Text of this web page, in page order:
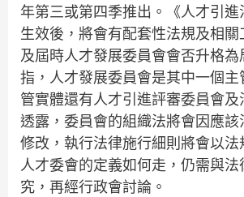
年第三或第四季推出。《人才引
生效後，將會有配套性法規及相關
及屆時人才發展委員會會否升格
指，人才發展委員會是其中一個
管實體還有人才引進評審委員會
透露，委員會的組織法將會因應該
修改，執行法律施行細則將會以
人才委會的定義如何走，仍需與
究，再經行政會討論。